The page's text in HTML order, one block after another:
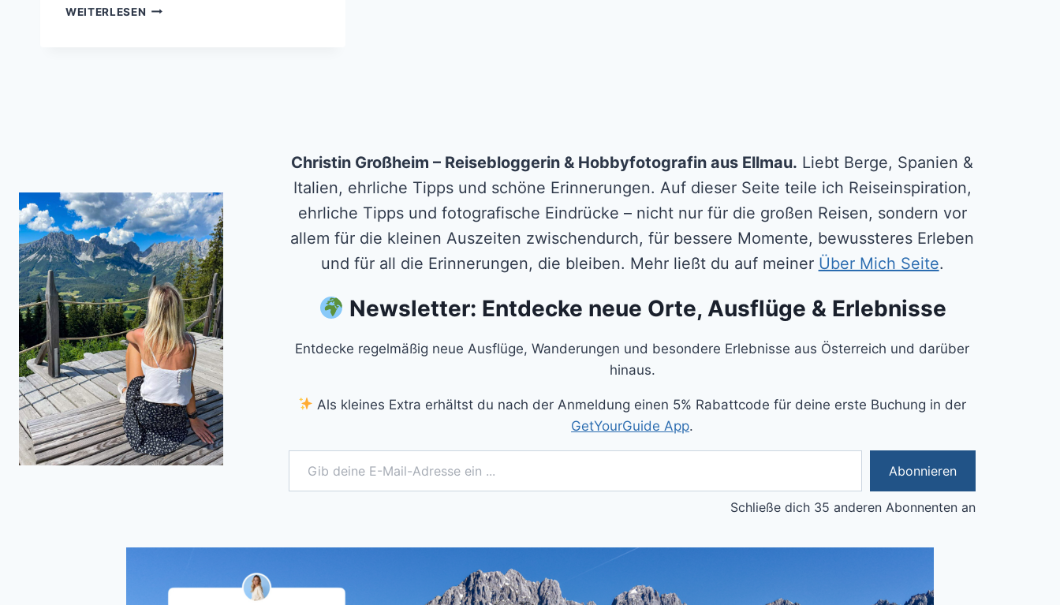
WEITERLESEN KREUZWEG
MIT
BESONDERER
ATMOSPHÄRE
Christin Großheim – Reisebloggerin & Hobbyfotografin aus Ellmau. Liebt Berge, Spanien &
Italien, ehrliche Tipps und schöne Erinnerungen. Auf dieser Seite teile ich Reiseinspiration,
ehrliche Tipps und fotografische Eindrücke – nicht nur für die großen Reisen, sondern vor
allem für die kleinen Auszeiten zwischendurch, für bessere Momente, bewussteres Erleben
und für all die Erinnerungen, die bleiben. Mehr ließt du auf meiner Über Mich Seite.
Newsletter: Entdecke neue Orte, Ausflüge & Erlebnisse
Entdecke regelmäßig neue Ausflüge, Wanderungen und besondere Erlebnisse aus Österreich und darüber
hinaus.
Als kleines Extra erhältst du nach der Anmeldung einen 5% Rabattcode für deine erste Buchung in der
GetYourGuide App.
Gib deine E-Mail-Adresse ein ...
Abonnieren
Schließe dich 35 anderen Abonnenten an